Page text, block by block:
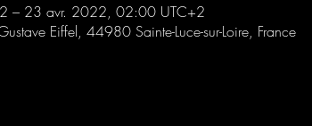
– 23 avr. 2022, 02:00 UTC+2
Eiffel, 44980 Sainte-Luce-sur-Loire, France